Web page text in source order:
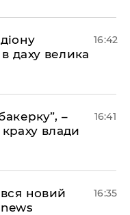
даху велика
16:42
–
влади
16:41
новий
16:35